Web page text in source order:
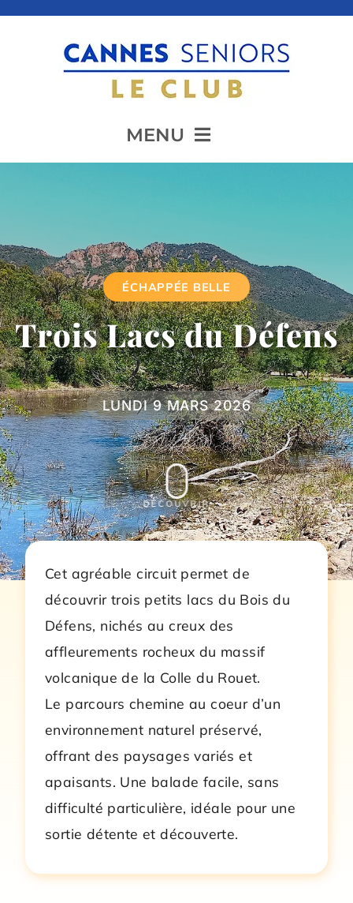
MENU
Présentation
Animation
Prévention
Restauration
Actualité
Avantages
ÉCHAPPÉE BELLE
Trois Lacs du Défens
LUNDI 9 MARS 2026
DÉCOUVRIR
Cet agréable circuit permet de
découvrir trois petits lacs du Bois du
Défens, nichés au creux des
affleurements rocheux du massif
volcanique de la Colle du Rouet.
Le parcours chemine au coeur d’un
environnement naturel préservé,
offrant des paysages variés et
apaisants. Une balade facile, sans
difficulté particulière, idéale pour une
sortie détente et découverte.